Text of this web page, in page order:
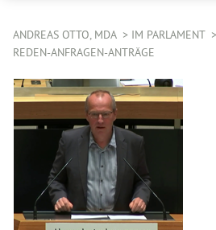
ANDREAS OTTO, MDA
IM PARLAMENT
REDEN-ANFRAGEN-ANTRÄGE